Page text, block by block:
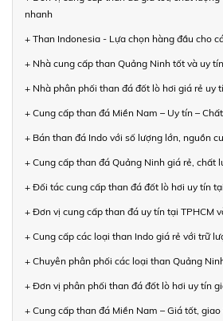
nhanh
+ Than Indonesia - Lựa chọn hàng đầu cho
+ Nhà cung cấp than Quảng Ninh tốt và uy
+ Nhà phân phối than đá đốt lò hơi giá rẻ uy
+ Cung cấp than đá Miền Nam – Uy tín –
+ Bán than đá Indo với số lượng lớn, nguồn
+ Cung cấp than đá Quảng Ninh giá rẻ, chất
+ Đối tác cung cấp than đá đốt lò hơi uy tín
+ Đơn vị cung cấp than đá uy tín tại TPHCM
+ Cung cấp các loại than Indo giá rẻ với trữ
+ Chuyên phân phối các loại than Quảng
+ Đơn vị phân phối than đá đốt lò hơi uy tín
+ Cung cấp than đá Miền Nam – Giá tốt, giao